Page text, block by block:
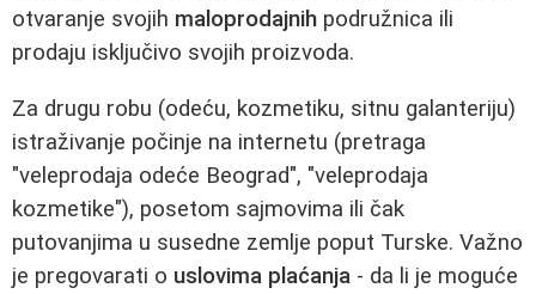
otvaranje svojih maloprodajnih podružnica ili
prodaju isključivo svojih proizvoda.
Za drugu robu (odeću, kozmetiku, sitnu galanteriju)
istraživanje počinje na internetu (pretraga
"veleprodaja odeće Beograd", "veleprodaja
kozmetike"), posetom sajmovima ili čak
putovanjima u susedne zemlje poput Turske. Važno
je pregovarati o uslovima plaćanja - da li je moguće